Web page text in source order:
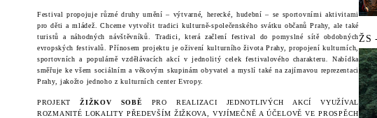
Festival propojuje různé druhy umění – výtvarné, herecké, hudební – se sportovními aktivitami
pro děti a mládež. Chceme vytvořit tradici kulturně-společenského svátku občanů Prahy, ale také
turistů a náhodných návštěvníků. Tradici, která začlení festival do pomyslné sítě obdobných
evropských festivalů. Přínosem projektu je oživení kulturního života Prahy, propojení kulturních,
sportovních a populárně vzdělávacích akcí v jednolitý celek festivalového charakteru .Nabídka
směřuje ke všem sociálním a věkovým skupinám obyvatel a myslí také na zajímavou reprezentaci
Prahy, jakožto jednoho z kulturních center Evropy.
PROJEKTŽIŽKOV SOBĚ PRO REALIZACI JEDNOTLIVÝCH AKCÍ VYUŽÍVAL
ROZMANITÉ LOKALITY PŘEDEVŠÍM ŽIŽKOVA, VYJÍMEČNĚ A ÚČELOVĚ VE PROSPĚCH
ŽS